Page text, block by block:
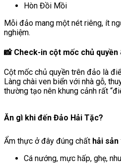
Hòn Đồi Mồi
Mỗi đảo mang một nét riêng, ít
nghiệm.
📸 Check-in cột mốc chủ quyền
Cột mốc chủ quyền trên đảo là
Làng chài ven biển với nhà gỗ,
thường tạo nên khung cảnh rất
Ăn gì khi đến Đảo Hải Tặc?
Ẩm thực ở đây đúng chất hải
Cá nướng, mực hấp, ghẹ,